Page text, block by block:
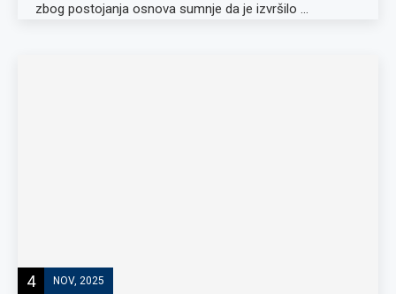
zbog postojanja osnova sumnje da je izvršilo …
4 NOV, 2025